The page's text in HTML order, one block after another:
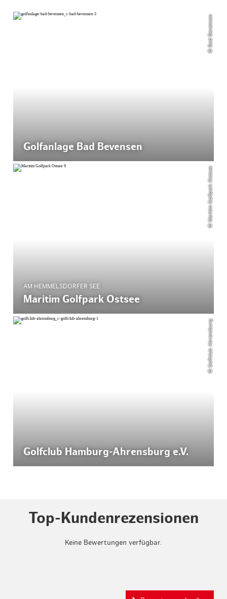
© Bad Bevensen
Golfanlage Bad Bevensen
© Maritim Golfpark Ostsee
AM HEMMELSDORFER SEE
Maritim Golfpark Ostsee
© Golfclub Ahrensburg
Golfclub Hamburg-Ahrensburg e.V.
Top-Kundenrezensionen
Keine Bewertungen verfügbar.